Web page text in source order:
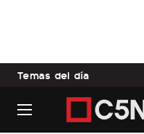
Temas del día